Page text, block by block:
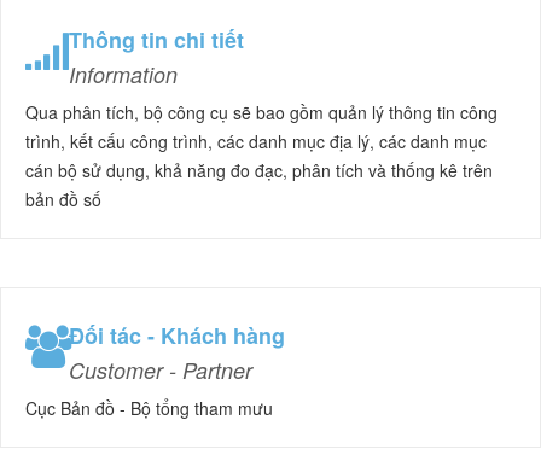
Thông tin chi tiết
Information
Qua phân tích, bộ công cụ sẽ bao gồm quản lý thông tin công
trình, kết cấu công trình, các danh mục địa lý, các danh mục
cán bộ sử dụng, khả năng đo đạc, phân tích và thống kê trên
bản đồ số
Đối tác - Khách hàng
Customer - Partner
Cục Bản đồ - Bộ tổng tham mưu